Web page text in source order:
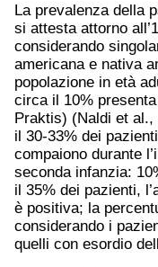
La prevalenza della
si attesta attorno
considerando
americana e nativa
popolazione in età
circa il 10%
Praktis) (Naldi et
il 30-33% dei
compaiono durante
seconda infanzia:
il 35% dei pazienti,
è positiva; la
considerando i
quelli con esordio